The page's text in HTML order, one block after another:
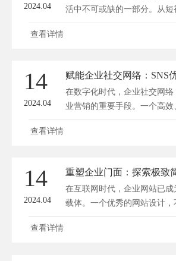
2024.04
活中不可或缺的一部分。从
影...
查看详情
14
2024.04
在数字化时代，企业社交网络
业营销的重要手段。一个高效
络...
查看详情
14
2024.04
在互联网时代，企业网站已
载体。一个优秀的网站设计，
户...
查看详情